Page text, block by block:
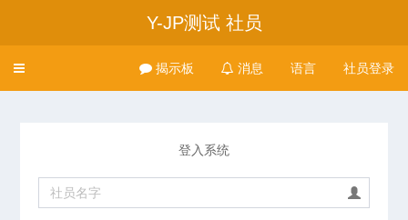
Y-JP测试 社员
Toggle
揭示板 消息 语言 社员登录
登入系统